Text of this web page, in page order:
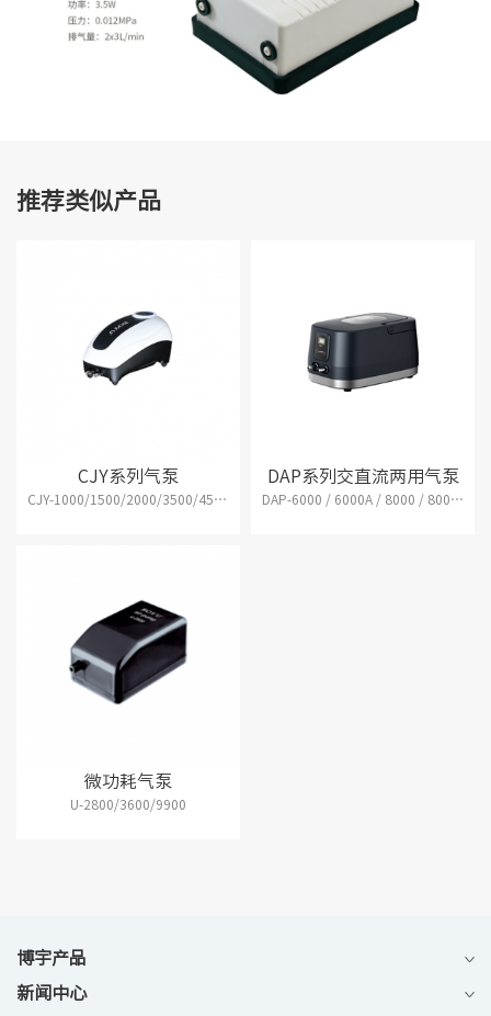
推荐类似产品
CJY系列气泵
CJY-1000/1500/2000/3500/4500/7500/15000
DAP系列交直流两用气泵
DAP-6000 / 6000A / 8000 / 8000A
微功耗气泵
U-2800/3600/9900
博宇产品
新闻中心